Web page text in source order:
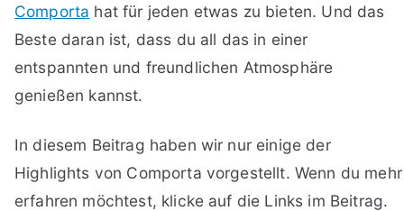
Comporta hat für jeden etwas zu bieten. Und das
Beste daran ist, dass du all das in einer
entspannten und freundlichen Atmosphäre
genießen kannst.
In diesem Beitrag haben wir nur einige der
Highlights von Comporta vorgestellt. Wenn du mehr
erfahren möchtest, klicke auf die Links im Beitrag.